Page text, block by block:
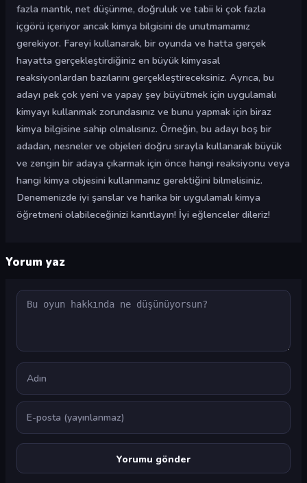
fazla mantık, net düşünme, doğruluk ve tabii ki çok fazla
içgörü içeriyor ancak kimya bilgisini de unutmamamız
gerekiyor. Fareyi kullanarak, bir oyunda ve hatta gerçek
hayatta gerçekleştirdiğiniz en büyük kimyasal
reaksiyonlardan bazılarını gerçekleştireceksiniz. Ayrıca, bu
adayı pek çok yeni ve yapay şey büyütmek için uygulamalı
kimyayı kullanmak zorundasınız ve bunu yapmak için biraz
kimya bilgisine sahip olmalısınız. Örneğin, bu adayı boş bir
adadan, nesneler ve objeleri doğru sırayla kullanarak büyük
ve zengin bir adaya çıkarmak için önce hangi reaksiyonu veya
hangi kimya objesini kullanmanız gerektiğini bilmelisiniz.
Denemenizde iyi şanslar ve harika bir uygulamalı kimya
öğretmeni olabileceğinizi kanıtlayın! İyi eğlenceler dileriz!
Yorum yaz
Yorum
Ad
E-posta